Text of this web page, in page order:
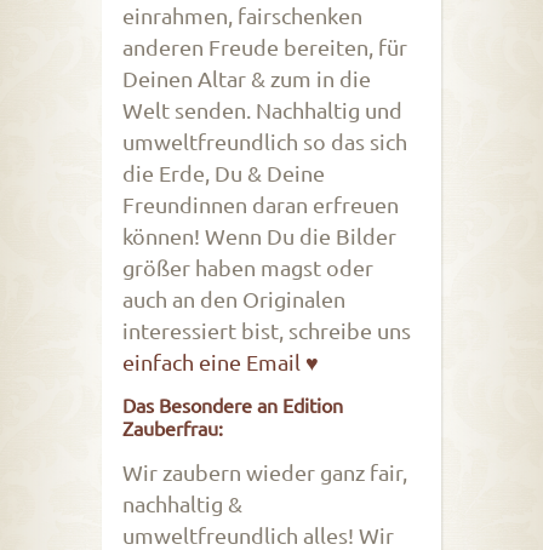
einrahmen, fairschenken
anderen Freude bereiten, für
Deinen Altar & zum in die
Welt senden. Nachhaltig und
umweltfreundlich so das sich
die Erde, Du & Deine
Freundinnen daran erfreuen
können! Wenn Du die Bilder
größer haben magst oder
auch an den Originalen
interessiert bist, schreibe uns
einfach eine Email ♥
Das Besondere an Edition
Zauberfrau:
Wir zaubern wieder ganz fair,
nachhaltig &
umweltfreundlich alles! Wir